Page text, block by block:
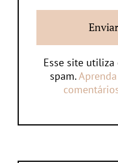
Esse site
spam.